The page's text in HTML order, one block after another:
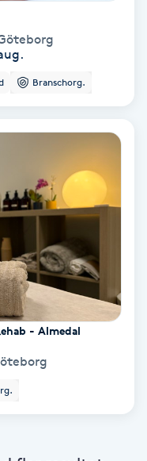
Branschorg.
- Almedal